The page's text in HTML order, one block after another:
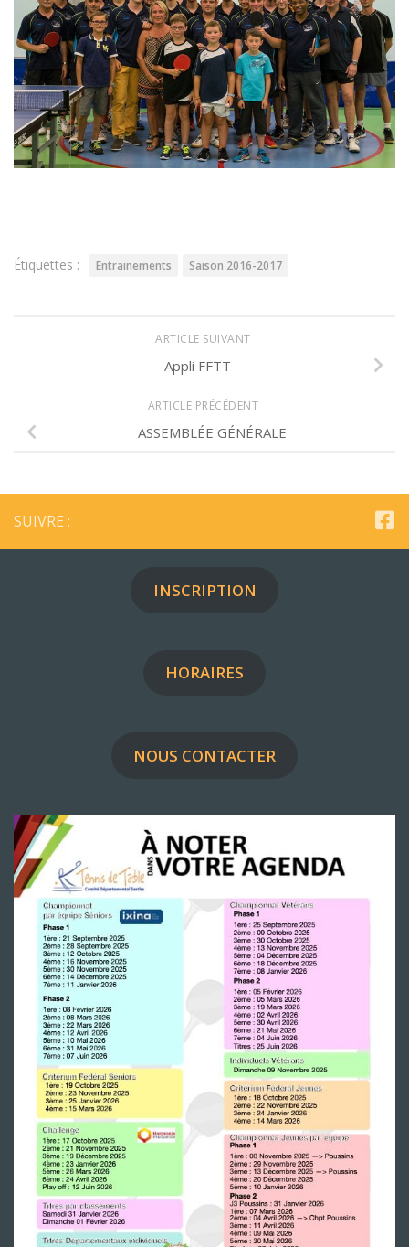
Étiquettes : Entrainements Saison 2016-2017
ARTICLE SUIVANT
Appli FFTT
ARTICLE PRÉCÉDENT
ASSEMBLÉE GÉNÉRALE
SUIVRE :
INSCRIPTION
HORAIRES
NOUS CONTACTER